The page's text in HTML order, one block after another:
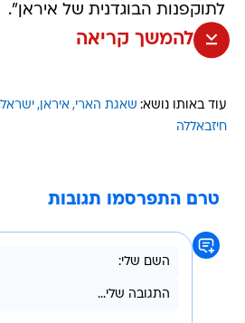
לתוקפנות הבוגדנית של איראן".
להמשך קריאה
עוד באותו נושא: שאגת הארי איראן ישראל
חיזבאללה
טרם התפרסמו תגובות